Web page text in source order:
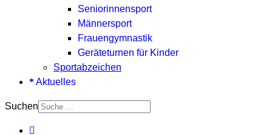
Seniorinnensport
Männersport
Frauengymnastik
Geräteturnen für Kinder
Sportabzeichen
Aktuelles
Suchen